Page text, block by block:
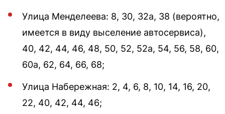
Улица Менделеева: 8, 30, 32а, 38 (вероятно,
имеется в виду выселение автосервиса),
40, 42, 44, 46, 48, 50, 52, 52а, 54, 56, 58, 60,
60а, 62, 64, 66, 68;
Улица Набережная: 2, 4, 6, 8, 10, 14, 16, 20,
22, 40, 42, 44, 46;